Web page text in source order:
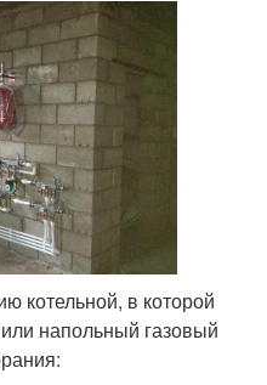
котельной, в которой
напольный газовый